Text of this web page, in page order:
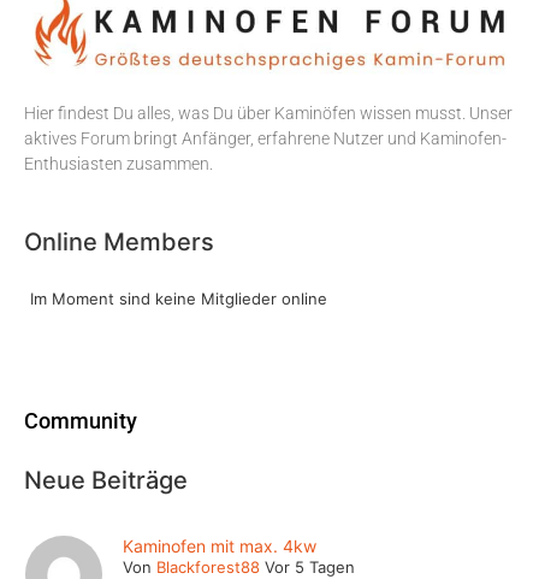
Hier findest Du alles, was Du über Kaminöfen wissen musst. Unser
aktives Forum bringt Anfänger, erfahrene Nutzer und Kaminofen-
Enthusiasten zusammen.
Online Members
Im Moment sind keine Mitglieder online
Community
Neue Beiträge
Kaminofen mit max. 4kw
Von Blackforest88 Vor 5 Tagen